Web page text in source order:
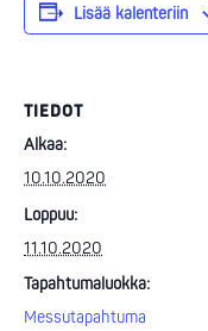
Lisää kalenteriin
TIEDOT
Alkaa:
10.10.2020
Loppuu:
11.10.2020
Tapahtumaluokka:
Messutapahtuma